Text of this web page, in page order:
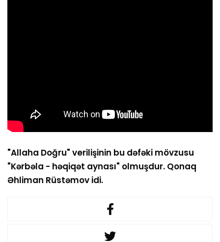
"Allaha Doğru" verilişinin bu dəfəki mövzusu
"Kərbəla - həqiqət aynası" olmuşdur. Qonaq
Əhliman Rüstəmov idi.